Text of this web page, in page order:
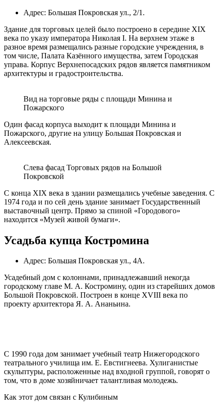
Адрес: Большая Покровская ул., 2/1.
Здание для торговых целей было построено в середине XIX
века по указу императора Николая I. На верхнем этаже в
разное время размещались разные городские учреждения, в
том числе, Палата Казённого имущества, затем Городская
управа. Корпус Верхнепосадских рядов является памятником
архитектуры и градостроительства.
Вид на торговые ряды с площади Минина и
Пожарского
Один фасад корпуса выходит к площади Минина и
Пожарского, другие на улицу Большая Покровская и
Алексеевская.
Слева фасад Торговых рядов на Большой
Покровской
С конца XIX века в здании размещались учебные заведения. С
1974 года и по сей день здание занимает Государственный
выставочный центр. Прямо за спиной «Городового»
находится «Музей живой бумаги».
Усадьба купца Костромина
Адрес: Большая Покровская ул., 4А.
Усадебный дом с колоннами, принадлежавший некогда
городскому главе М. А. Костромину, один из старейших домов
Большой Покровской. Построен в конце XVIII века по
проекту архитектора Я. А. Ананьина.
С 1990 года дом занимает учебный театр Нижегородского
театрального училища им. Е. Евстигнеева. Хулиганистые
скульптуры, расположенные над входной группой, говорят о
том, что в доме хозяйничает талантливая молодежь.
Как этот дом связан с Кулибиным